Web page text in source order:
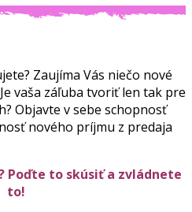
Zaujíma Vás niečo nové
vaša záľuba tvoriť len tak pre
Objavte v sebe schopnosť
nového príjmu z predaja
Poďte to skúsiť a zvládnete
to!